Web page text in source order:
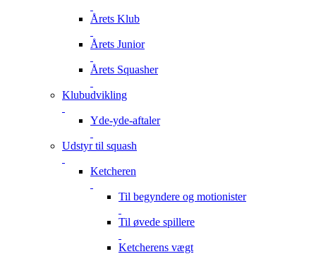
Årets Klub
Årets Junior
Årets Squasher
Klubudvikling
Yde-yde-aftaler
Udstyr til squash
Ketcheren
Til begyndere og motionister
Til øvede spillere
Ketcherens vægt